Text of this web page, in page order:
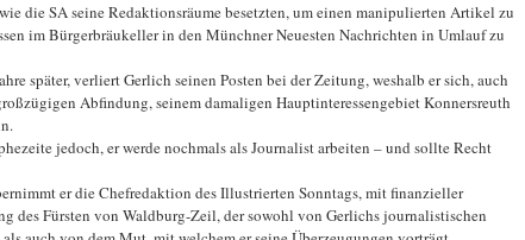
die SA seine Redaktionsräume besetzten, um einen manipulierten Artikel zu
im Bürgerbräukeller in den Münchner Neuesten Nachrichten in Umlauf zu
später, verliert Gerlich seinen Posten bei der Zeitung, weshalb er sich, auch
Abfindung, seinem damaligen Hauptinteressengebiet Konnersreuth
jedoch, er werde nochmals als Journalist arbeiten – und sollte Recht
er die Chefredaktion des Illustrierten Sonntags, mit finanzieller
des Fürsten von Waldburg-Zeil, der sowohl von Gerlichs journalistischen